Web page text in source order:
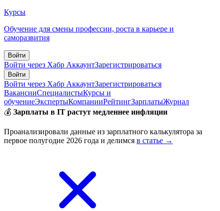
Курсы
Обучение для смены профессии, роста в карьере и
саморазвития
Войти
Войти через Хабр АккаунтЗарегистрироваться
Войти
Войти через Хабр АккаунтЗарегистрироваться
ВакансииСпециалистыКурсы и
обучениеЭкспертыКомпанииРейтингЗарплатыЖурнал
💰 Зарплаты в IT растут медленнее инфляции
Проанализировали данные из зарплатного калькулятора за
первое полугодие 2026 года и делимся в статье →